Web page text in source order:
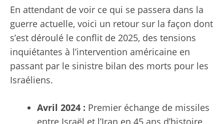
En attendant de voir ce qui se passera dans la
guerre actuelle, voici un retour sur la façon dont
s’est déroulé le conflit de 2025, des tensions
inquiétantes à l’intervention américaine en
passant par le sinistre bilan des morts pour les
Israéliens.
Avril 2024 : Premier échange de missiles